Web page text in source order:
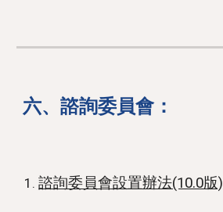
六、諮詢委員會：
諮詢委員會設置辦法(10.0版)